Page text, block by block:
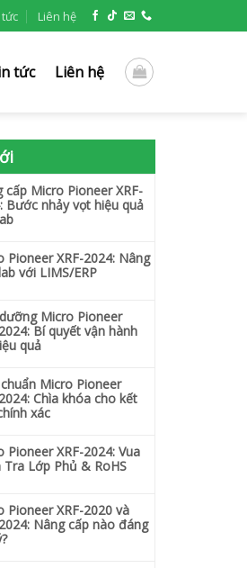
Liên hệ
tức Liên hệ
cấp Micro Pioneer XRF-
Bước nhảy vọt hiệu quả
Pioneer XRF-2024: Nâng
với LIMS/ERP
Micro Pioneer
Bí quyết vận hành
quả
Micro Pioneer
Chìa khóa cho kết
xác
Pioneer XRF-2024: Vua
Tra Lớp Phủ & RoHS
Pioneer XRF-2020 và
Nâng cấp nào đáng